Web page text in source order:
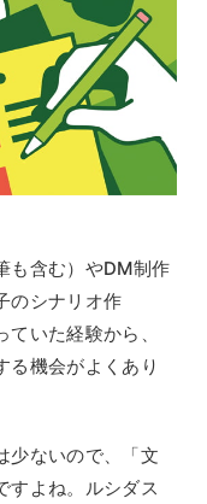
も含む）やDM制作
のシナリオ作
いた経験から、
る機会がよくあり
少ないので、「文
すよね。ルシダス